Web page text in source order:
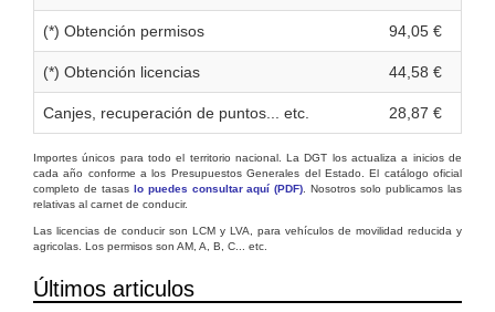
(*) Obtención permisos 94,05 €
(*) Obtención licencias 44,58 €
Canjes, recuperación de puntos... etc. 28,87 €
Importes únicos para todo el territorio nacional. La DGT los actualiza a inicios de
cada año conforme a los Presupuestos Generales del Estado. El catálogo oficial
completo de tasas lo puedes consultar aquí (PDF) . Nosotros solo publicamos las
relativas al carnet de conducir.
Las licencias de conducir son LCM y LVA, para vehículos de movilidad reducida y
agricolas. Los permisos son AM, A, B, C... etc.
Últimos articulos